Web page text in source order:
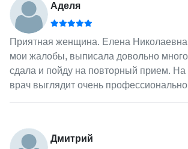
Аделя
Приятная женщина. Елена
мои жалобы, выписала довольно
сдала и пойду на повторный прием. На
врач выглядит очень
Дмитрий